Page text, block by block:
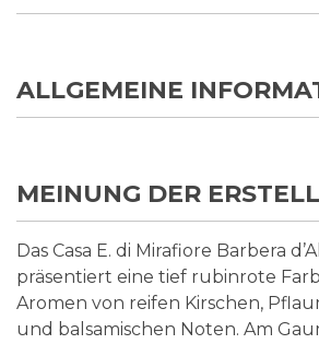
ALLGEMEINE
MEINUNG DER
Das Casa E. di Mirafiore Barbera
präsentiert eine tief rubinrote
Aromen von reifen Kirschen,
und balsamischen Noten. Am